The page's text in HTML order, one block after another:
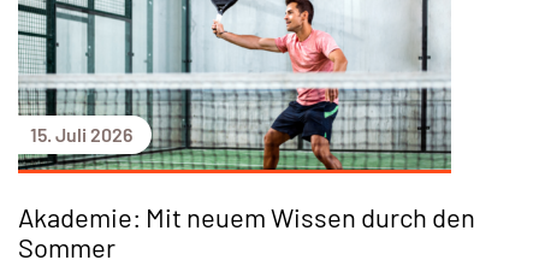
15. Juli 2026
Akademie: Mit neuem Wissen durch den
Sommer